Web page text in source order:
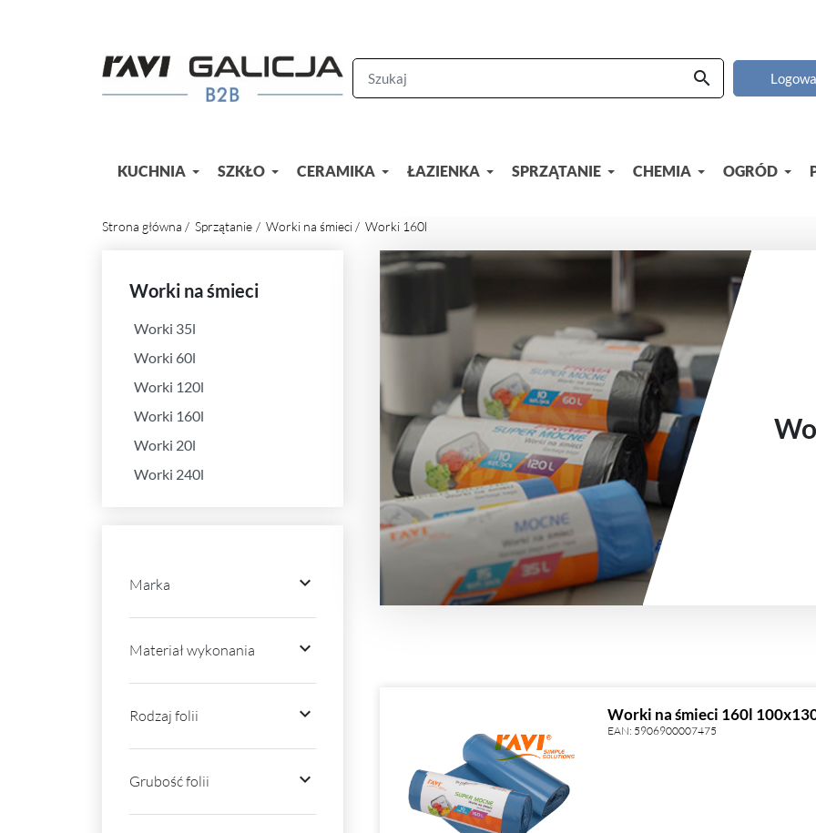
search
KUCHNIA SZKŁO CERAMIKA ŁAZIENKA SPRZĄTANIE CHEMIA OGRÓD
Strona główna Sprzątanie Worki na śmieci Worki 160l
Worki na śmieci
Worki 35l
Worki 60l
Worki 120l
Worki 160l
Worki 20l
Worki 240l
Marka 
Materiał wykonania 
Rodzaj folii 
Grubość folii 
Worki na śmieci 160l
EAN: 5906900007475